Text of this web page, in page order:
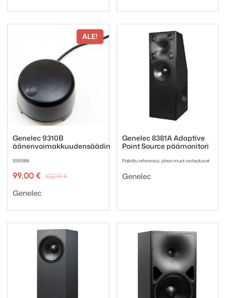
ALE!
Genelec 9310B
äänenvoimakkuudensäädin
9310BM
102,91€Alkuperäinen
99,00 €
Nykyinen
Tuotemerkki:
Genelec
Genelec 8381A Adaptive
Point Source päämonitori
Palkittu referenssi, johon muut vertautuvat
Tuotemerkki:
Genelec